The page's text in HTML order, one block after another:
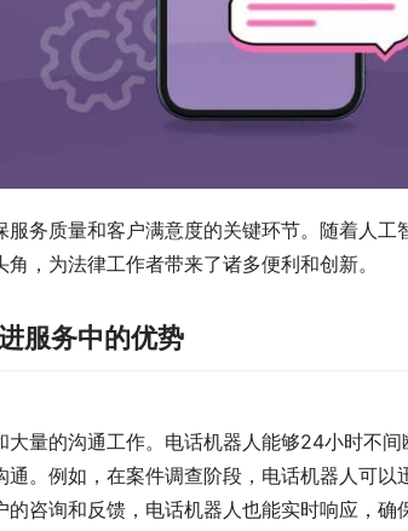
务质量和客户满意度的关键环节。随着人工
，为法律工作者带来了诸多便利和创新。
服务中的优势
大量的沟通工作。电话机器人能够24小时不
通。例如，在案件调查阶段，电话机器人可
咨询和反馈，电话机器人也能实时响应，